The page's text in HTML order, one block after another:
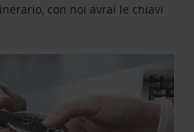
con noi avrai le chiavi